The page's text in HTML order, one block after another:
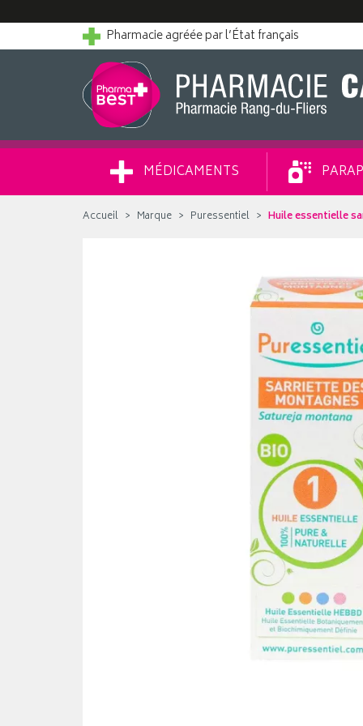
Pharmacie agréée par l’État français
MÉDICAMENTS
Accueil Marque Puressentiel Huile essentielle